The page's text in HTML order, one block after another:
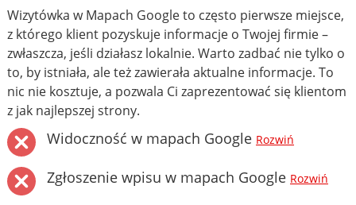
Wizytówka w Mapach Google to często pierwsze miejsce,
z którego klient pozyskuje informacje o Twojej firmie –
zwłaszcza, jeśli działasz lokalnie. Warto zadbać nie tylko o
to, by istniała, ale też zawierała aktualne informacje. To
nic nie kosztuje, a pozwala Ci zaprezentować się klientom
z jak najlepszej strony.
Widoczność w mapach Google Rozwiń
Zgłoszenie wpisu w mapach Google Rozwiń